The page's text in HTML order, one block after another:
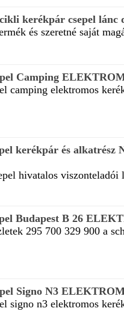
kerékpár csepel lánc
és szeretné saját
Camping
camping elektromos
kerékpár és alkatrész
hivatalos viszonteladói
Budapest B 26
295 700 329 900 a
Signo N3
signo n3 elektromos